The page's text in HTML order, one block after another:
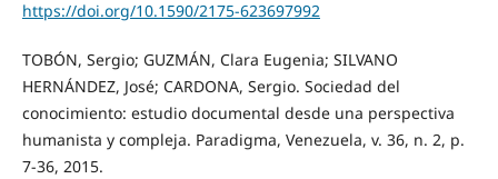
https://doi.org/10.1590/2175-623697992
TOBÓN, Sergio; GUZMÁN, Clara Eugenia; SILVANO
HERNÁNDEZ, José; CARDONA, Sergio. Sociedad del
conocimiento: estudio documental desde una perspectiva
humanista y compleja. Paradigma, Venezuela, v. 36, n. 2, p.
7-36, 2015.